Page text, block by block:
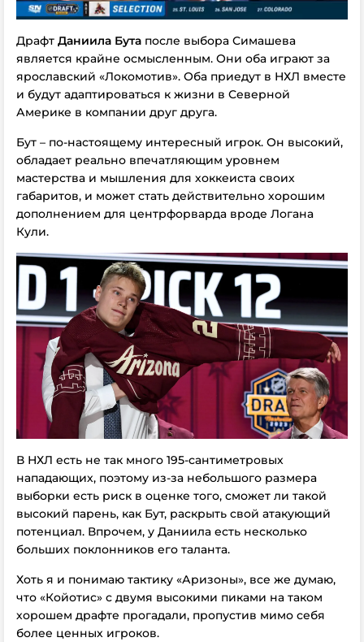
Драфт Даниила Бута после выбора Симашева
является крайне осмысленным. Они оба играют за
ярославский «Локомотив». Оба приедут в НХЛ вместе
и будут адаптироваться к жизни в Северной
Америке в компании друг друга.
Бут – по-настоящему интересный игрок. Он высокий,
обладает реально впечатляющим уровнем
мастерства и мышления для хоккеиста своих
габаритов, и может стать действительно хорошим
дополнением для центрфорварда вроде Логана
Кули.
В НХЛ есть не так много 195-сантиметровых
нападающих, поэтому из-за небольшого размера
выборки есть риск в оценке того, сможет ли такой
высокий парень, как Бут, раскрыть свой атакующий
потенциал. Впрочем, у Даниила есть несколько
больших поклонников его таланта.
Хоть я и понимаю тактику «Аризоны», все же думаю,
что «Койотис» с двумя высокими пиками на таком
хорошем драфте прогадали, пропустив мимо себя
более ценных игроков.